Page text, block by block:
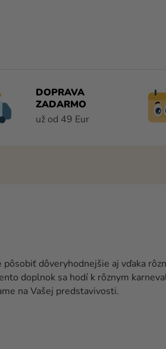
DOPRAVA
ZADARMO
už od 49 Eur
pôsobiť dôveryhodnejšie aj vďaka
doplnok sa hodí k rôznym
na Vašej predstavivosti.